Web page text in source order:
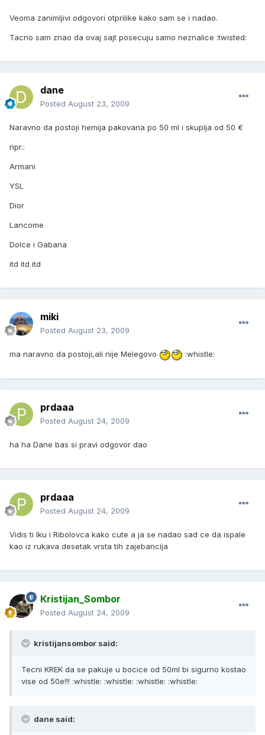
Veoma zanimljivi odgovori otprilike kako sam se i nadao.
Tacno sam znao da ovaj sajt posecuju samo neznalice :twisted:
dane
Posted August 23, 2009
Naravno da postoji hemija pakovana po 50 ml i skuplja od 50 €
npr.:
Armani
YSL
Dior
Lancome
Dolce i Gabana
itd itd itd
miki
Posted August 23, 2009
ma naravno da postoji,ali nije Melegovo :whistle:
prdaaa
Posted August 24, 2009
ha ha Dane bas si pravi odgovor dao
prdaaa
Posted August 24, 2009
Vidis ti Iku i Ribolovca kako cute a ja se nadao sad ce da ispale
kao iz rukava desetak vrsta tih zajebancija
Kristijan_Sombor
Posted August 24, 2009
kristijansombor said:
Tecni KREK da se pakuje u bocice od 50ml bi sigurno kostao
vise od 50e!!! :whistle: :whistle: :whistle: :whistle:
dane said: